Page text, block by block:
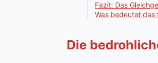
Fazit: Das
Was bedeutet das
Die